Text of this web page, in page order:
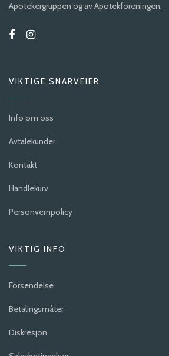
Apotekergruppen og av Apotekforeningen.
VIKTIGE SNARVEIER
Info om oss
Avtalekunder
Kontakt
Handlekurv
Personvernpolicy
VIKTIG INFO
Forsendelse
Betalingsmåter
Diskresjon